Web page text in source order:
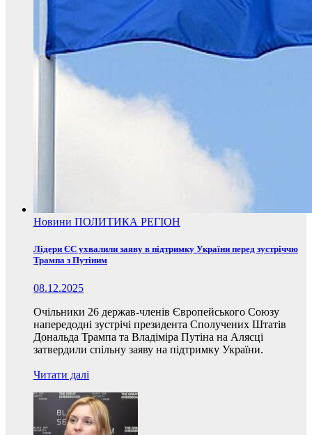
Новини ПОЛИТИКА РЕГІОН
Лідери ЄС ухвалили заяву в підтримку України перед зустріччю
Трампа з Путіним
08.12.2025
Очільники 26 держав-членів Європейського Союзу
напередодні зустрічі президента Сполучених Штатів
Дональда Трампа та Владіміра Путіна на Алясці
затвердили спільну заяву на підтримку України.
Читати далі